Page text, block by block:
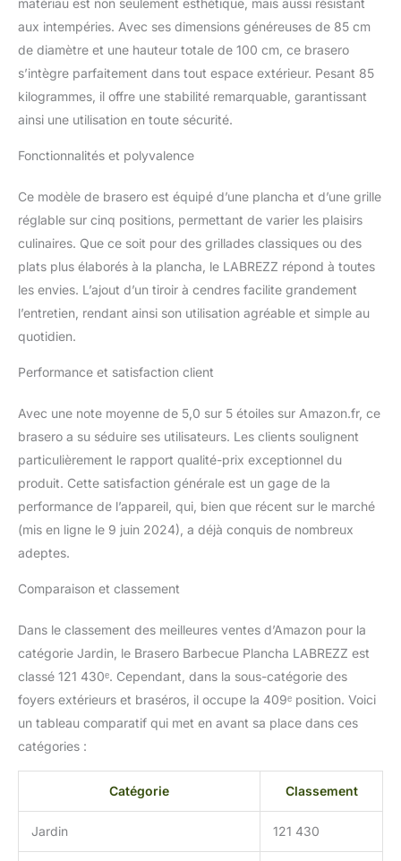
vous pouvez griller, saisir
ou mijoter une variété
d'aliments sur cette
surface chauffante.
Facile à entretenir: Le
corten résistant à la
rouille facilite le
longue durée de vie.
rassemblements: Créez
une ambiance conviviale
en réunissant famille et
amis autour de ce
brasero pour des soirées
inoubliables.
aux intempéries. Avec ses dimensions généreuses de 85 cm
de diamètre et une hauteur totale de 100 cm, ce brasero
s’intègre parfaitement dans tout espace extérieur. Pesant 85
kilogrammes, il offre une stabilité remarquable, garantissant
ainsi une utilisation en toute sécurité.
Fonctionnalités et polyvalence
Ce modèle de brasero est équipé d’une plancha et d’une grille
réglable sur cinq positions, permettant de varier les plaisirs
culinaires. Que ce soit pour des grillades classiques ou des
plats plus élaborés à la plancha, le LABREZZ répond à toutes
les envies. L’ajout d’un tiroir à cendres facilite grandement
l’entretien, rendant ainsi son utilisation agréable et simple au
quotidien.
Performance et satisfaction client
Avec une note moyenne de 5,0 sur 5 étoiles sur Amazon.fr, ce
brasero a su séduire ses utilisateurs. Les clients soulignent
particulièrement le rapport qualité-prix exceptionnel du
produit. Cette satisfaction générale est un gage de la
performance de l’appareil, qui, bien que récent sur le marché
(mis en ligne le 9 juin 2024), a déjà conquis de nombreux
adeptes.
Comparaison et classement
Dans le classement des meilleures ventes d’Amazon pour la
catégorie Jardin, le Brasero Barbecue Plancha LABREZZ est
classé 121 430ᵉ. Cependant, dans la sous-catégorie des
foyers extérieurs et braséros, il occupe la 409ᵉ position. Voici
un tableau comparatif qui met en avant sa place dans ces
catégories :
Catégorie Classement
Jardin 121 430